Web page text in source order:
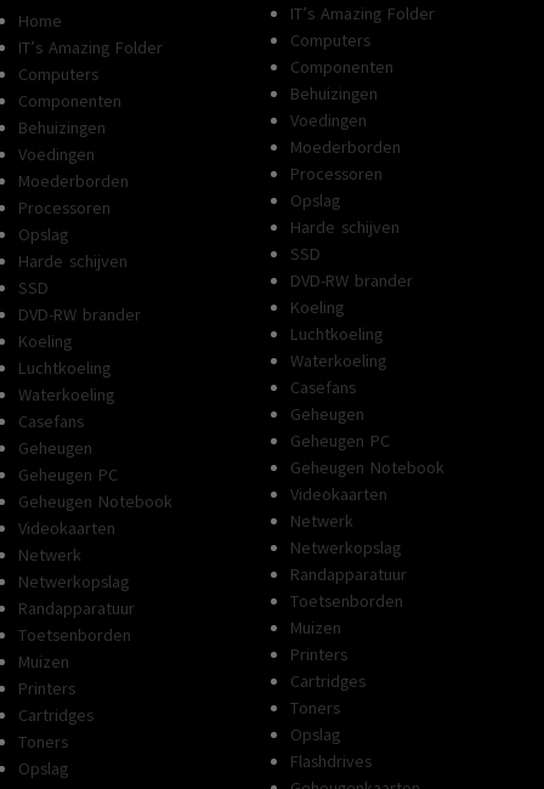
Home
IT’s Amazing Folder
Computers
Componenten
Behuizingen
Voedingen
Moederborden
Processoren
Opslag
Harde schijven
SSD
DVD-RW brander
Koeling
Luchtkoeling
Waterkoeling
Casefans
Geheugen
Geheugen PC
Geheugen Notebook
Videokaarten
Netwerk
Netwerkopslag
Randapparatuur
Toetsenborden
Muizen
Printers
Cartridges
Toners
Opslag
IT’s Amazing Folder
Computers
Componenten
Behuizingen
Voedingen
Moederborden
Processoren
Opslag
Harde schijven
SSD
DVD-RW brander
Koeling
Luchtkoeling
Waterkoeling
Casefans
Geheugen
Geheugen PC
Geheugen Notebook
Videokaarten
Netwerk
Netwerkopslag
Randapparatuur
Toetsenborden
Muizen
Printers
Cartridges
Toners
Opslag
Flashdrives